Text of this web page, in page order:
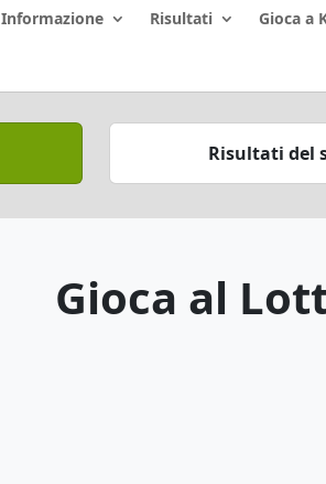
Informazione Risultati Gioca a
Risultati del
Gioca al